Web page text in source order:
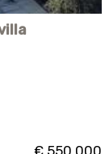
€ 550.000